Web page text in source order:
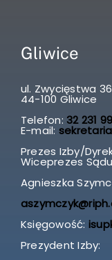
Gliwice
ul. Zwycięstwa
44-100 Gliwice
Telefon: 32 231
E-mail:
Prezes Izby/
Wiceprezes
Agnieszka
Księgowość:
Prezydent Izby: